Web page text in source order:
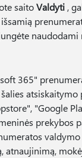
saitoValdyti,
naudodami
365"
atsiskaitymo
"Google
prekybos
valdymo
atnaujinimą,